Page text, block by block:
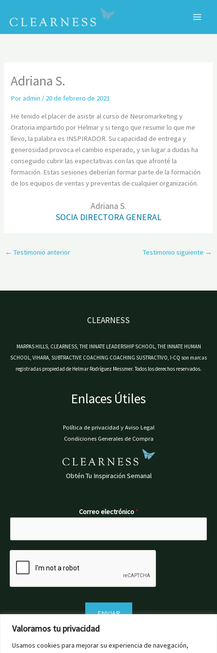
Valoramos tu privacidad
Usamos cookies para mejorar su experiencia de navegación,
contenido
Adriana S.
Poradmin / 20 de febrero de 2021
He tenido el placer de asistir al curso de Neuromarketing y
Oratoria impartido por Helmar y si tengo que resumir lo que me
llevo, la palabra es INSPIRADOR. Su capacidad de entrega y
generosidad provoca el cambio esperado, y sin lugar a dudas ha
conseguido cubrir las expectativas con las que afronté la
formación. Estas sesiones deberían formar parte de la formación
de los equipos de ventas y preventas de cualquier organización.
Adriana S.
SOCIA DIRECTORA GENERAL
← Testimonio anterior Testimonio siguiente →
CLEARNESS
MARPAS HILLS, CLEARNESS, THE INNATE LEADERSHIP SCHOOL, THE INNATE HUMAN
SCHOOL, VIHARA, SUBTRACTIVE COACHING COACHING SUSTRACTIVO, I-CQ son marcas
registradas propiedad de Helmar Rodríguez Messmer. Todos los derechos reservados.
Enlaces Útiles
Política de privacidad y Aviso Legal
Condiciones Generales de Compra
Obtén Tu Inspiración Semanal
Correo electrónico *
ENVIAR